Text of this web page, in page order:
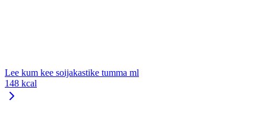
Lee kum kee soijakastike tumma ml
148 kcal